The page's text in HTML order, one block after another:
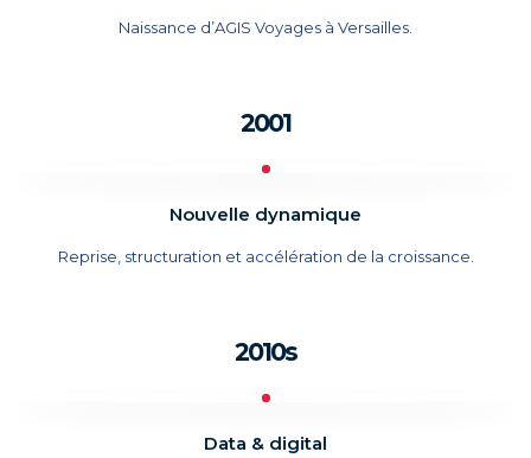
Naissance d’AGIS Voyages à Versailles.
2001
Nouvelle dynamique
Reprise, structuration et accélération de la croissance.
2010s
Data & digital